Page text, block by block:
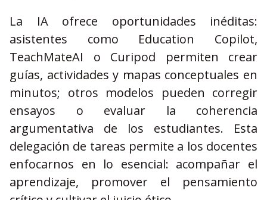
La IA ofrece oportunidades inéditas:
asistentes como Education Copilot,
TeachMateAI o Curipod permiten crear
guías, actividades y mapas conceptuales en
minutos; otros modelos pueden corregir
ensayos o evaluar la coherencia
argumentativa de los estudiantes. Esta
delegación de tareas permite a los docentes
enfocarnos en lo esencial: acompañar el
aprendizaje, promover el pensamiento